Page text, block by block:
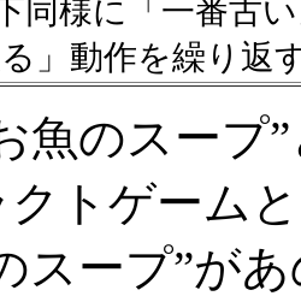
同様に「一番古
」動作を繰り返
魚のスープ
トゲーム
スープ”が